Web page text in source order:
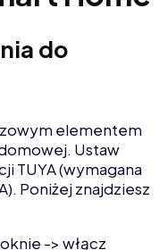
do
elementem
Ustaw
TUYA (wymagana
Poniżej znajdziesz
-> włącz